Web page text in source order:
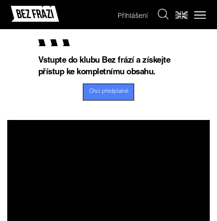
Přihlášení
Vstupte do klubu Bez frází a získejte
přístup ke kompletnímu obsahu.
Chci předplatné